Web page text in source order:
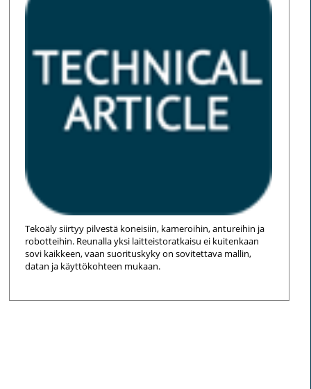
Tekoäly siirtyy pilvestä koneisiin, kameroihin, antureihin ja
robotteihin. Reunalla yksi laitteistoratkaisu ei kuitenkaan
sovi kaikkeen, vaan suorituskyky on sovitettava mallin,
datan ja käyttökohteen mukaan.